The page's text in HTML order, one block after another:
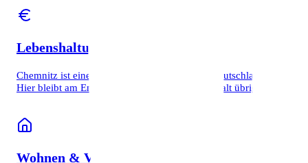
Lebenshaltungskosten
Chemnitz ist eine der günstigsten Großstädte Deutschlands.
Hier bleibt am Ende des Monats mehr vom Gehalt übrig.
Wohnen & Viertel